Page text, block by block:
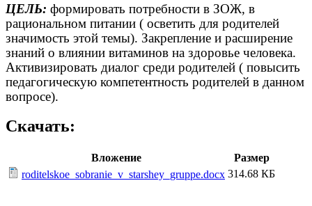
ЦЕЛЬ: формировать потребности в ЗОЖ, в
рациональном питании ( осветить для родителей
значимость этой темы). Закрепление и расширение
знаний о влиянии витаминов на здоровье человека.
Активизировать диалог среди родителей ( повысить
педагогическую компетентность родителей в данном
вопросе).
Скачать:
Вложение
Размер
roditelskoe_sobranie_v_starshey_gruppe.docx 314.68 КБ